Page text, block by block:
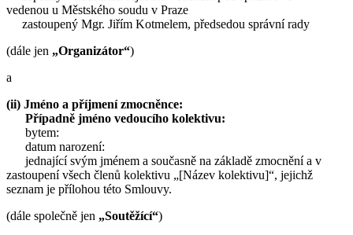
vedenou u Městského soudu v Praze
zastoupený Mgr. Jiřím Kotmelem, předsedou správní rady
(dále jen „Organizátor“)
a
(ii) Jméno a příjmení zmocněnce:
Případně jméno vedoucího kolektivu:
bytem:
datum narození:
jednající svým jménem a současně na základě zmocnění a v
zastoupení všech členů kolektivu „[Název kolektivu]“, jejichž
seznam je přílohou této Smlouvy.
(dále společně jen „Soutěžící“)